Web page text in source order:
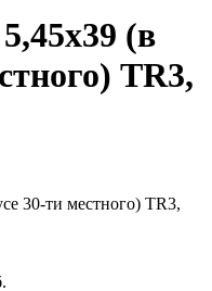
(в
TR3,